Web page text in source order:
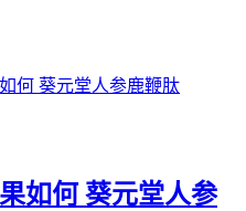
如何 葵元堂人参